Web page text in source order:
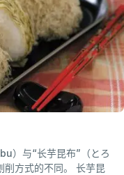
）与“长芋昆布”（とろ
方式的不同。 长芋昆